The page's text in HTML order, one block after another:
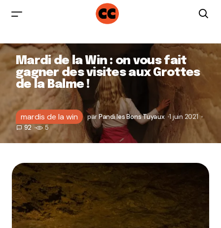
Mardi de la Win : on vous fait
gagner des visites aux Grottes
de la Balme !
mardis de la win parPandi les Bons Tuyaux 1 juin 2021
92
5